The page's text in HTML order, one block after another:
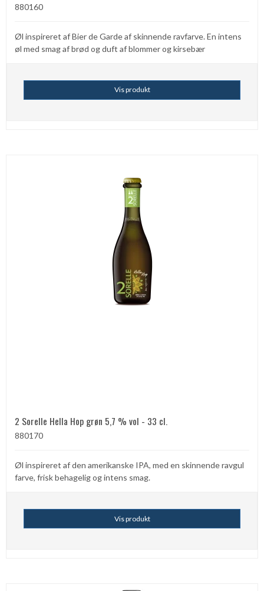
880160
Øl inspireret af Bier de Garde af skinnende ravfarve. En intens
øl med smag af brød og duft af blommer og kirsebær
Vis produkt
2 Sorelle Hella Hop grøn 5,7 % vol - 33 cl.
880170
Øl inspireret af den amerikanske IPA, med en skinnende ravgul
farve, frisk behagelig og intens smag.
Vis produkt